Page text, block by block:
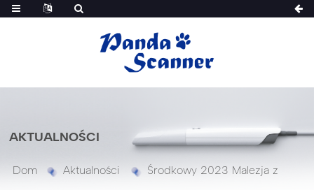
AKTUALNOŚCI
Dom Aktualności Środkowy 2023 Malezja z